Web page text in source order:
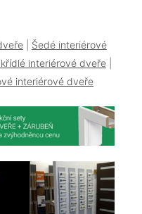
| Šedé interiérové
interiérové dveře|
interiérové dveře